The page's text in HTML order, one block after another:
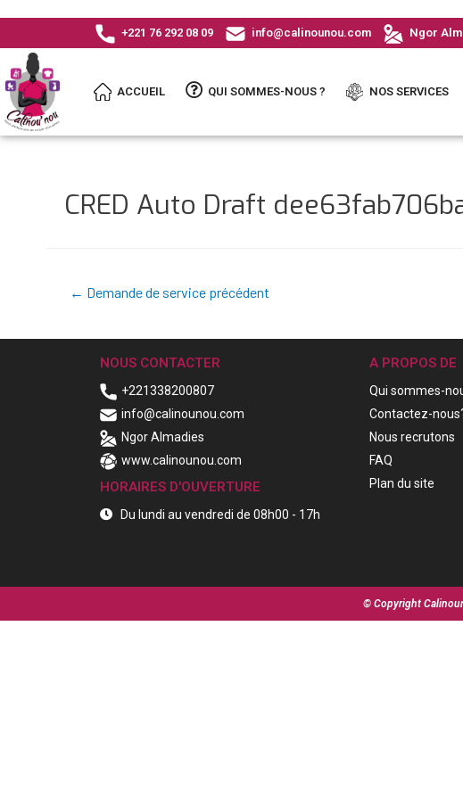
+221 76 292 08 09 info@calinounou.com Ngor
ACCUEIL QUI SOMMES-NOUS ? NOS SERVICES
CRED Auto Draft
← Demande de service précédent
NOUS CONTACTER
+221338200807
info@calinounou.com
Ngor Almadies
www.calinounou.com
HORAIRES D'OUVERTURE
Du lundi au vendredi de 08h00 - 17h
A PROPOS DE
Qui sommes-
Contactez-
Nous recrutons
FAQ
Plan du site
© Copyright